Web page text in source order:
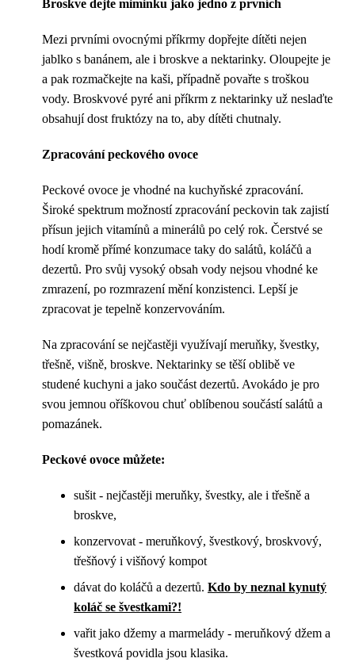
Broskve dejte miminku jako jedno z prvních
Mezi prvními ovocnými příkrmy dopřejte dítěti nejen
jablko s banánem, ale i broskve a nektarinky. Oloupejte je
a pak rozmačkejte na kaši, případně povařte s troškou
vody. Broskvové pyré ani příkrm z nektarinky už neslaďte
obsahují dost fruktózy na to, aby dítěti chutnaly.
Zpracování peckového ovoce
Peckové ovoce je vhodné na kuchyňské zpracování.
Široké spektrum možností zpracování peckovin tak zajistí
přísun jejich vitamínů a minerálů po celý rok. Čerstvé se
hodí kromě přímé konzumace taky do salátů, koláčů a
dezertů. Pro svůj vysoký obsah vody nejsou vhodné ke
zmrazení, po rozmrazení mění konzistenci. Lepší je
zpracovat je tepelně konzervováním.
Na zpracování se nejčastěji využívají meruňky, švestky,
třešně, višně, broskve. Nektarinky se těší oblibě ve
studené kuchyni a jako součást dezertů. Avokádo je pro
svou jemnou oříškovou chuť oblíbenou součástí salátů a
pomazánek.
Peckové ovoce můžete:
sušit - nejčastěji meruňky, švestky, ale i třešně a
broskve,
konzervovat - meruňkový, švestkový, broskvový,
třešňový i višňový kompot
dávat do koláčů a dezertů. Kdo by neznal kynutý
koláč se švestkami?!
vařit jako džemy a marmelády - meruňkový džem a
švestková povidla jsou klasika.